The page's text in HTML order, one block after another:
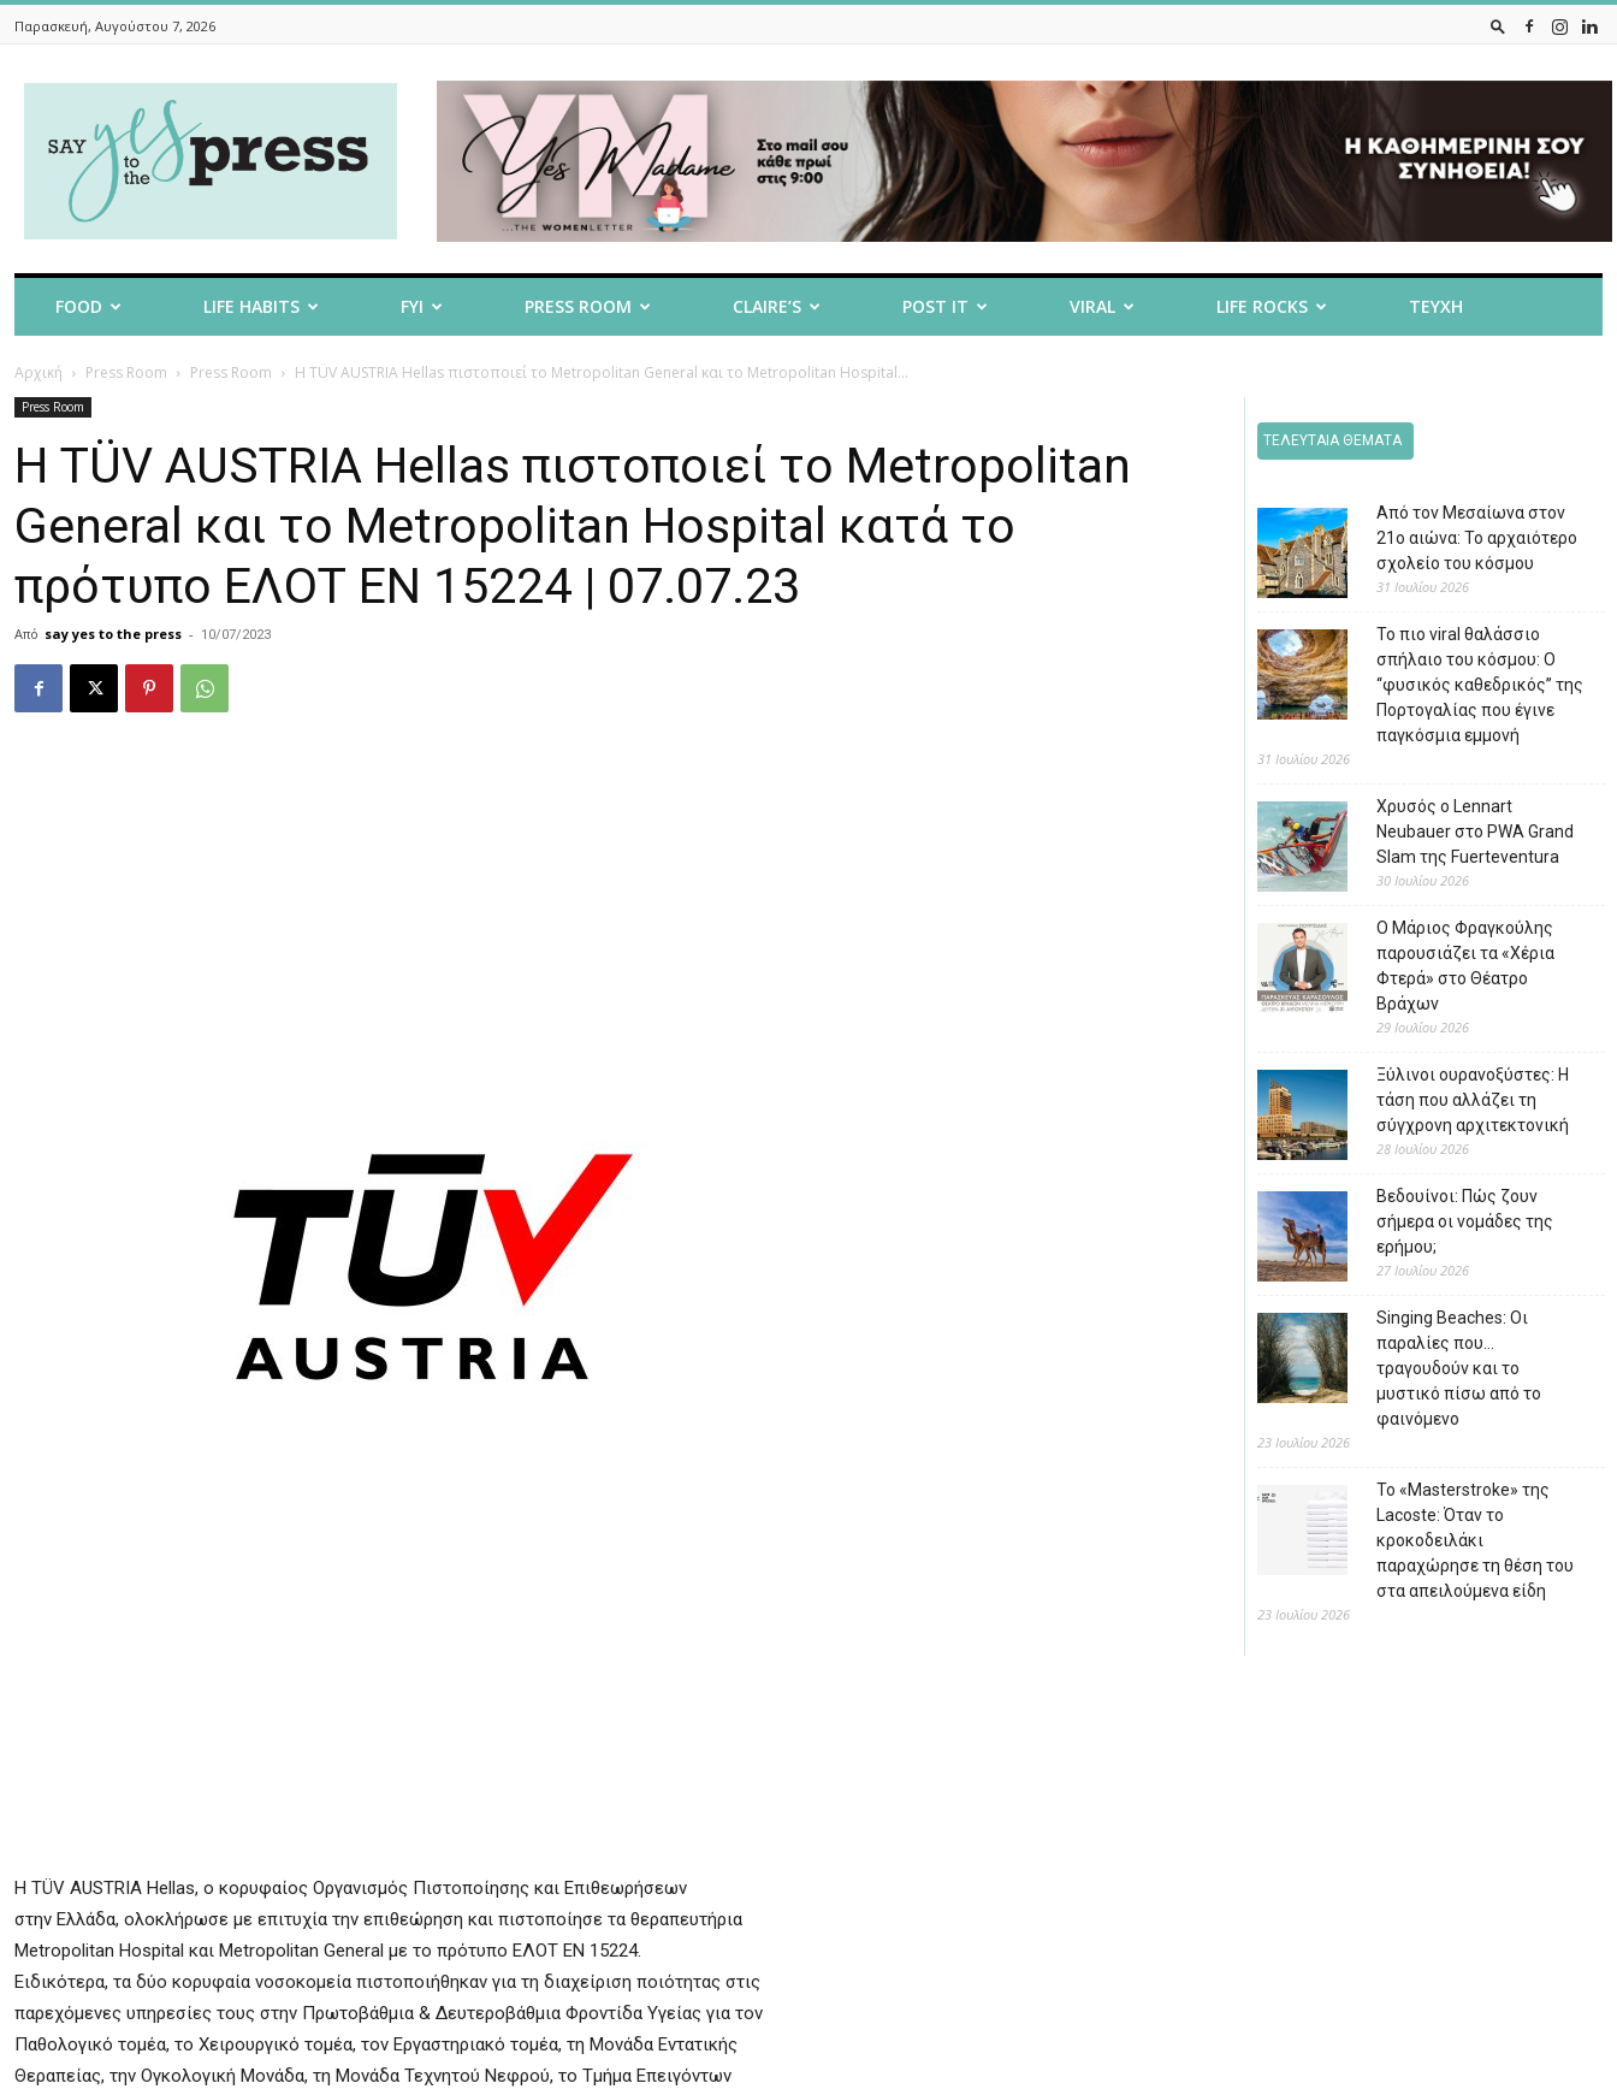
Παρασκευή, Αυγούστου 7, 2026
To
The
FOOD LIFE HABITS FYI PRESS ROOM CLAIRE’S POST IT VIRAL LIFE ROCKS ΤΕΥΧΗ
Αρχική Press Room Press Room Η TÜV AUSTRIA Hellas πιστοποιεί το Metropolitan General και το Metropolitan Hospital...
Press Room
Η TÜV AUSTRIA Hellas πιστοποιεί το Metropolitan
General και το Metropolitan Hospital κατά το
πρότυπο ΕΛΟΤ ΕΝ 15224 | 07.07.23
Από say yes to the press - 10/07/2023
Η TÜV AUSTRIA Hellas, ο κορυφαίος Οργανισμός Πιστοποίησης και Επιθεωρήσεων
στην Ελλάδα, ολοκλήρωσε με επιτυχία την επιθεώρηση και πιστοποίησε τα θεραπευτήρια
Metropolitan Hospital και Metropolitan General με τo πρότυπο ΕΛΟΤ ΕΝ 15224.
Ειδικότερα, τα δύο κορυφαία νοσοκομεία πιστοποιήθηκαν για τη διαχείριση ποιότητας στις
παρεχόμενες υπηρεσίες τους στην Πρωτοβάθμια & Δευτεροβάθμια Φροντίδα Υγείας για τον
Παθολογικό τομέα, το Χειρουργικό τομέα, τον Εργαστηριακό τομέα, τη Μονάδα Εντατικής
Θεραπείας, την Ογκολογική Μονάδα, τη Μονάδα Τεχνητού Νεφρού, το Τμήμα Επειγόντων
ΤΕΛΕΥΤΑΙΑ ΘΕΜΑΤΑ
Από τον Μεσαίωνα στον
21ο αιώνα: Το αρχαιότερο
σχολείο του κόσμου
31 Ιουλίου 2026
Το πιο viral θαλάσσιο
σπήλαιο του κόσμου: Ο
“φυσικός καθεδρικός” της
Πορτογαλίας που έγινε
παγκόσμια εμμονή
31 Ιουλίου 2026
Χρυσός ο Lennart
Neubauer στο PWA Grand
Slam της Fuerteventura
30 Ιουλίου 2026
Ο Μάριος Φραγκούλης
παρουσιάζει τα «Χέρια
Φτερά» στο Θέατρο
Βράχων
29 Ιουλίου 2026
Ξύλινοι ουρανοξύστες: Η
τάση που αλλάζει τη
σύγχρονη αρχιτεκτονική
28 Ιουλίου 2026
Βεδουίνοι: Πώς ζουν
σήμερα οι νομάδες της
ερήμου;
27 Ιουλίου 2026
Singing Beaches: Οι
παραλίες που…
τραγουδούν και το
μυστικό πίσω από το
φαινόμενο
23 Ιουλίου 2026
Το «Masterstroke» της
Lacoste: Όταν το
κροκοδειλάκι
παραχώρησε τη θέση του
στα απειλούμενα είδη
23 Ιουλίου 2026